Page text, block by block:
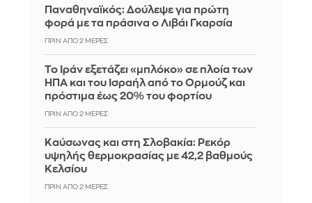
Παναθηναϊκός: Δούλεψε για πρώτη
φορά με τα πράσινα ο Λιβάι Γκαρσία
ΠΡΙΝ ΑΠΌ 2 ΜΈΡΕΣ
Το Ιράν εξετάζει «μπλόκο» σε πλοία των
ΗΠΑ και του Ισραήλ από το Ορμούζ και
πρόστιμα έως 20% του φορτίου
ΠΡΙΝ ΑΠΌ 2 ΜΈΡΕΣ
Καύσωνας και στη Σλοβακία: Ρεκόρ
υψηλής θερμοκρασίας με 42,2 βαθμούς
Κελσίου
ΠΡΙΝ ΑΠΌ 2 ΜΈΡΕΣ